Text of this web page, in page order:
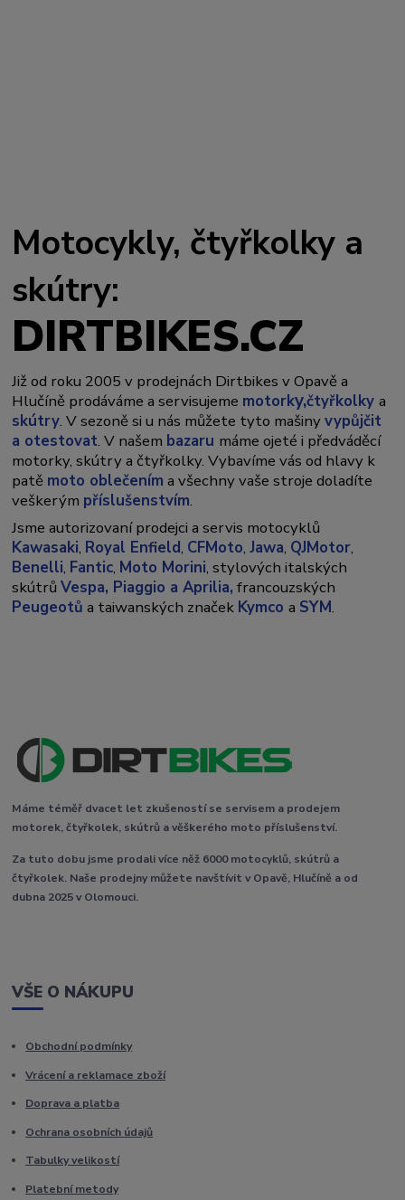
Motocykly, čtyřkolky a
skútry:
DIRTBIKES.CZ
Již od roku 2005 v prodejnách Dirtbikes v Opavě a
Hlučíně prodáváme a servisujeme motorky,čtyřkolkya
skútry. V sezoně si u nás můžete tyto mašinyvypůjčit
a otestovat. V našem bazaru máme ojeté i předváděcí
motorky, skútry a čtyřkolky. Vybavíme vás od hlavy k
patě moto oblečením a všechny vaše stroje doladíte
veškerým příslušenstvím.
Jsme autorizovaní prodejci a servis motocyklů
Kawasaki, Royal Enfield, CFMoto,Jawa, QJMotor,
Benelli, Fantic, Moto Morini, stylových italských
skútrůVespa, Piaggio a Aprilia, francouzských
Peugeotů a taiwanských značek Kymcoa SYM.
Máme téměř dvacet let zkušeností se servisem a prodejem
motorek, čtyřkolek, skútrů a věškerého moto příslušenství.
Za tuto dobu jsme prodali více něž 6000 motocyklů, skútrů a
čtyřkolek. Naše prodejny můžete navštívit v Opavě, Hlučíně a od
dubna 2025 v Olomouci.
VŠE O NÁKUPU
Obchodní podmínky
Vrácení a reklamace zboží
Doprava a platba
Ochrana osobních údajů
Tabulky velikostí
Platební metody